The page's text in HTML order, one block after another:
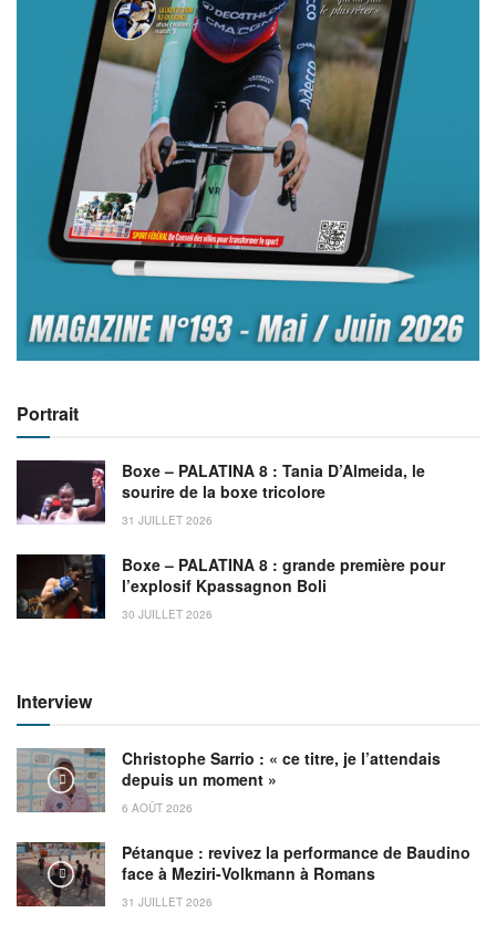
Portrait
Boxe – PALATINA 8 : Tania D’Almeida, le
sourire de la boxe tricolore
31 JUILLET 2026
Boxe – PALATINA 8 : grande première pour
l’explosif Kpassagnon Boli
30 JUILLET 2026
Interview
Christophe Sarrio : « ce titre, je l’attendais
depuis un moment »
6 AOÛT 2026
Pétanque : revivez la performance de Baudino
face à Meziri-Volkmann à Romans
31 JUILLET 2026